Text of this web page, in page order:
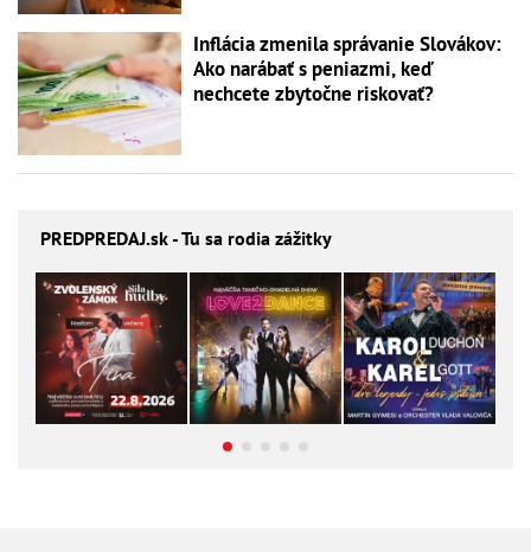
Inflácia zmenila správanie Slovákov:
Ako narábať s peniazmi, keď
nechcete zbytočne riskovať?
PREDPREDAJ.sk - Tu sa rodia zážitky